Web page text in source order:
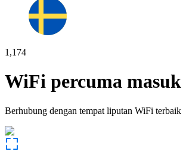
1,174
WiFi percuma masuk
Berhubung dengan tempat liputan WiFi terbaik